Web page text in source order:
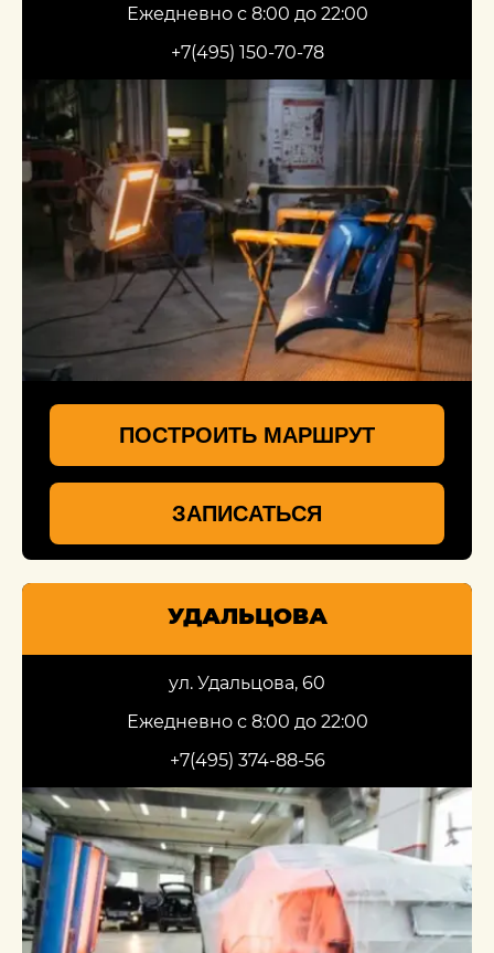
Ежедневно с 8:00 до 22:00
+7(495) 150-70-78
ПОСТРОИТЬ МАРШРУТ
ЗАПИСАТЬСЯ
УДАЛЬЦОВА
ул. Удальцова, 60
Ежедневно с 8:00 до 22:00
+7(495) 374-88-56